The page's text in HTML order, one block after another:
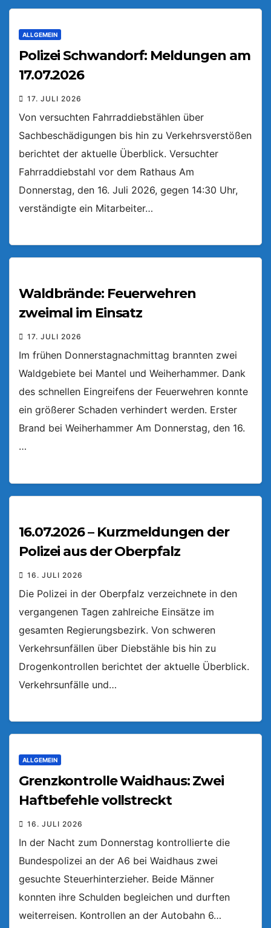
ALLGEMEIN
Polizei Schwandorf: Meldungen am
17.07.2026
17. JULI 2026
Von versuchten Fahrraddiebstählen über
Sachbeschädigungen bis hin zu Verkehrsverstößen
berichtet der aktuelle Überblick. Versuchter
Fahrraddiebstahl vor dem Rathaus Am
Donnerstag, den 16. Juli 2026, gegen 14:30 Uhr,
verständigte ein Mitarbeiter…
Waldbrände: Feuerwehren
zweimal im Einsatz
17. JULI 2026
Im frühen Donnerstagnachmittag brannten zwei
Waldgebiete bei Mantel und Weiherhammer. Dank
des schnellen Eingreifens der Feuerwehren konnte
ein größerer Schaden verhindert werden. Erster
Brand bei Weiherhammer Am Donnerstag, den 16.
…
16.07.2026 – Kurzmeldungen der
Polizei aus der Oberpfalz
16. JULI 2026
Die Polizei in der Oberpfalz verzeichnete in den
vergangenen Tagen zahlreiche Einsätze im
gesamten Regierungsbezirk. Von schweren
Verkehrsunfällen über Diebstähle bis hin zu
Drogenkontrollen berichtet der aktuelle Überblick.
Verkehrsunfälle und…
ALLGEMEIN
Grenzkontrolle Waidhaus: Zwei
Haftbefehle vollstreckt
16. JULI 2026
In der Nacht zum Donnerstag kontrollierte die
Bundespolizei an der A6 bei Waidhaus zwei
gesuchte Steuerhinterzieher. Beide Männer
konnten ihre Schulden begleichen und durften
weiterreisen. Kontrollen an der Autobahn 6…